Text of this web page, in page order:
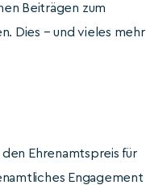
Beiträgen zum
Dies – und vieles mehr
Ehrenamtspreis für
Engagement